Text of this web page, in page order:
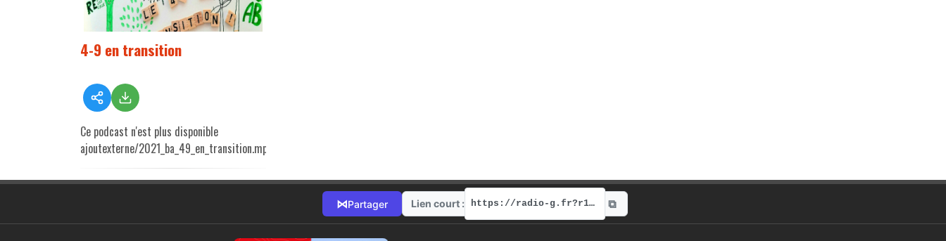
4-9 en transition
Ce podcast n'est plus disponible
ajoutexterne/2021_ba_49_en_transition.mp3
⋈Partager Lien court : https://radio-g.fr?r191 ⧉